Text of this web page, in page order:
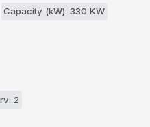
Capacity (kW): 330 KW
2